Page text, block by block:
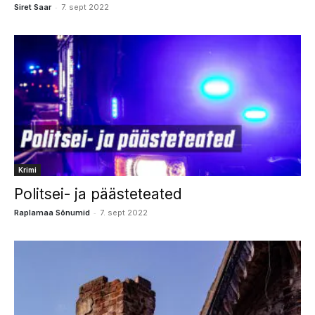
Siret Saar - 7. sept 2022
Krimi
Politsei- ja päästeteated
Raplamaa Sõnumid - 7. sept 2022